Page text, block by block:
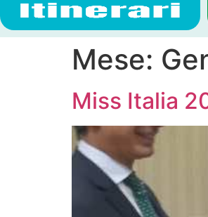
Mese:
Miss Italia